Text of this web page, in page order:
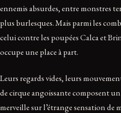
ennemis absurdes, entre monstres
plus burlesques. Mais parmi les
celui contre les poupées Calca et
occupe une place à part.
Leurs regards vides, leurs
de cirque angoissante composent
merveille sur l’étrange sensation de